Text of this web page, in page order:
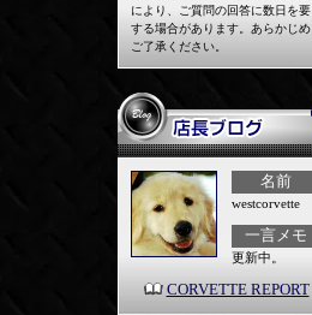
により、ご質問の回答に数日を要
する場合があります。あらかじめ
ご了承ください。
名前
westcorvette
一言メモ
更新中。
CORVETTE REPORT